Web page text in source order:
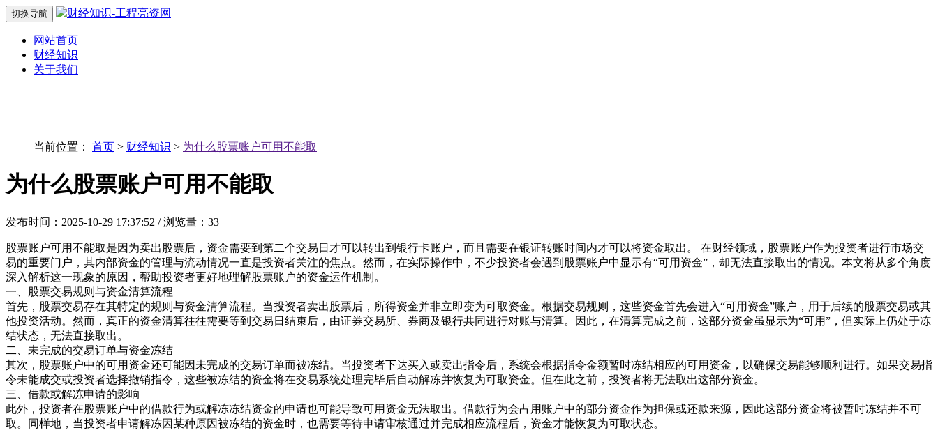
切换导航
网站首页
财经知识
关于我们
当前位置： 首页 > 财经知识 > 为什么股票账户可用不能取
为什么股票账户可用不能取
发布时间：2025-10-29 17:37:52 / 浏览量：33
股票账户可用不能取是因为卖出股票后，资金需要到第二个交易日才可以转出到银行卡账户，而且需要在银证转账时间内才可以将资金取出。 在财经领域，股票账户作为投资者进行市场交
易的重要门户，其内部资金的管理与流动情况一直是投资者关注的焦点。然而，在实际操作中，不少投资者会遇到股票账户中显示有“可用资金”，却无法直接取出的情况。本文将从多个角度
深入解析这一现象的原因，帮助投资者更好地理解股票账户的资金运作机制。
一、股票交易规则与资金清算流程
首先，股票交易存在其特定的规则与资金清算流程。当投资者卖出股票后，所得资金并非立即变为可取资金。根据交易规则，这些资金首先会进入“可用资金”账户，用于后续的股票交易或其
他投资活动。然而，真正的资金清算往往需要等到交易日结束后，由证券交易所、券商及银行共同进行对账与清算。因此，在清算完成之前，这部分资金虽显示为“可用”，但实际上仍处于冻
结状态，无法直接取出。
二、未完成的交易订单与资金冻结
其次，股票账户中的可用资金还可能因未完成的交易订单而被冻结。当投资者下达买入或卖出指令后，系统会根据指令金额暂时冻结相应的可用资金，以确保交易能够顺利进行。如果交易指
令未能成交或投资者选择撤销指令，这些被冻结的资金将在交易系统处理完毕后自动解冻并恢复为可取资金。但在此之前，投资者将无法取出这部分资金。
三、借款或解冻申请的影响
此外，投资者在股票账户中的借款行为或解冻冻结资金的申请也可能导致可用资金无法取出。借款行为会占用账户中的部分资金作为担保或还款来源，因此这部分资金将被暂时冻结并不可
取。同样地，当投资者申请解冻因某种原因被冻结的资金时，也需要等待申请审核通过并完成相应流程后，资金才能恢复为可取状态。